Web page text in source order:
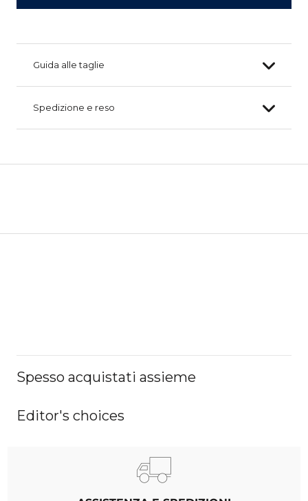
Guida alle taglie
Spedizione e reso
Spesso acquistati assieme
Editor's choices